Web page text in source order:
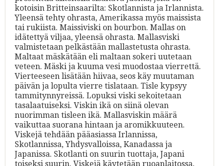
kotoisin Britteinsaarilta: Skotlannista ja Irlannista.
Yleensä tehty ohrasta, Amerikassa myös maissista
tai rukiista. Maissiviski on bourbon. Mallas on
idätettyä viljaa, yleensä ohrasta. Mallasviski
valmistetaan pelkästään mallastetusta ohrasta.
Maltaat mäskätään eli maltaan sokeri uutetaan
veteen. Mäski ja kuuma vesi muodostaa vierrettä.
Vierteeseen lisätään hiivaa, seos käy muutaman
päivän ja lopulta vierre tislataan. Tisle kypsyy
tammitynnyreissä. Lopuksi viski sekoitetaan
tasalaatuiseksi. Viskin ikä on siinä olevan
nuorimman tisleen ikä. Mallasviskin määrä
vaikuttaa suorana hintaan ja aromikkuuteen.
Viskejä tehdään pääasiassa Irlannissa,
Skotlannissa, Yhdysvalloissa, Kanadassa ja
Japanissa. Skotlanti on suurin tuottaja, Japani
toiseksi suurin. Viskejä käytetään ruoanlaitossa,